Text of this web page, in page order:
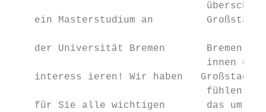
    ein Masterstudium an         Großstadt!
der Universität Bremen       Bremen
innen
interes­s ieren! Wir haben
fühlen.
für Sie alle wichtigen       das